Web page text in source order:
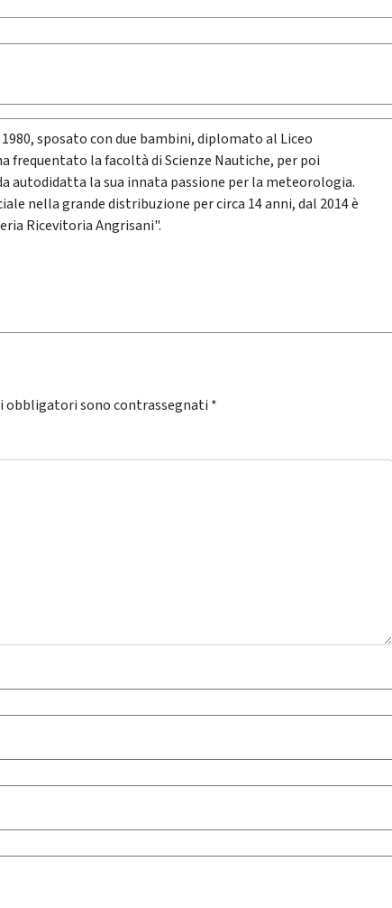
sposato con due bambini, diplomato al Liceo
frequentato la facoltà di Scienze Nautiche, per poi
autodidatta la sua innata passione per la meteorologia.
nella grande distribuzione per circa 14 anni, dal 2014 è
Ricevitoria Angrisani".
obbligatori sono contrassegnati *